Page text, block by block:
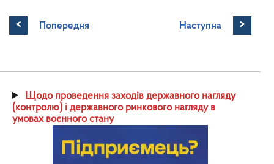
< Попередня Наступна >
Щодо проведення заходів державного нагляду
(контролю) і державного ринкового нагляду в
умовах воєнного стану